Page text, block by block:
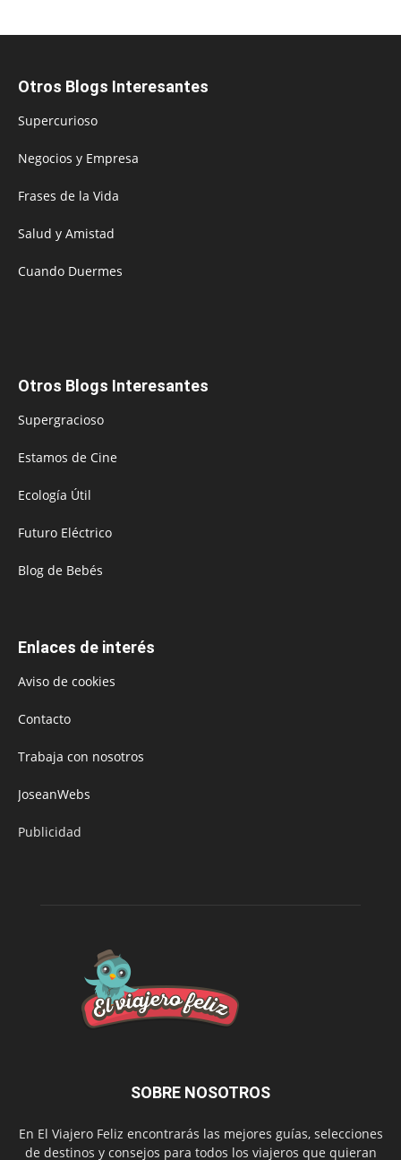
Otros Blogs Interesantes
Supercurioso
Negocios y Empresa
Frases de la Vida
Salud y Amistad
Cuando Duermes
Otros Blogs Interesantes
Supergracioso
Estamos de Cine
Ecología Útil
Futuro Eléctrico
Blog de Bebés
Enlaces de interés
Aviso de cookies
Contacto
Trabaja con nosotros
JoseanWebs
Publicidad
SOBRE NOSOTROS
En El Viajero Feliz encontrarás las mejores guías, selecciones
de destinos y consejos para todos los viajeros que quieran